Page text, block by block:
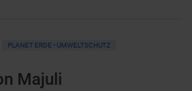
PLANET ERDE • UMWELTSCHUTZ
Majuli